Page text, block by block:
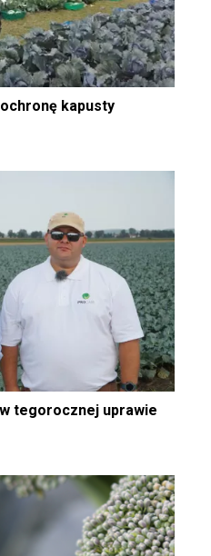
kapusty
tegorocznej uprawie